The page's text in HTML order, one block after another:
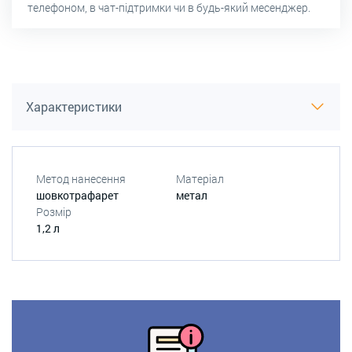
телефоном, в чат-підтримки чи в будь-який месенджер.
Характеристики
Метод нанесення
шовкотрафарет
Матеріал
метал
Розмір
1,2 л